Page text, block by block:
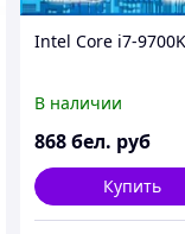
Intel Core i7-
В наличии
868бел. руб
Купить